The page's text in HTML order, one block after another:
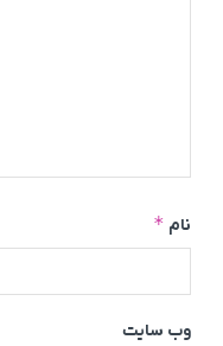
نام *
وب‌ سایت